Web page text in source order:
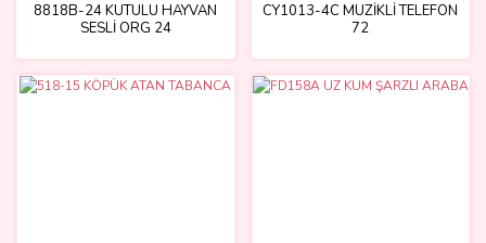
8818B-24 KUTULU HAYVAN
SESLİ ORG 24
CY1013-4C MÜZİKLİ TELEFON
72